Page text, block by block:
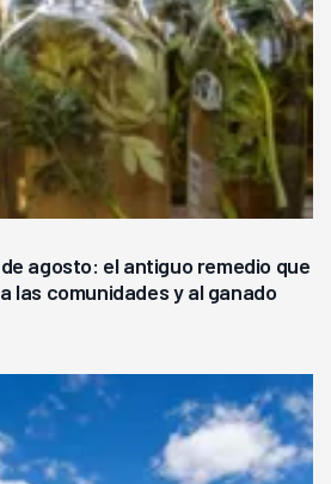
de agosto: el antiguo remedio que
las comunidades y al ganado